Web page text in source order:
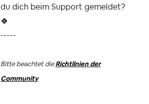
du dich beim Support gemeldet?
🍀
-----
Bitte beachtet die Richtlinien der
Community